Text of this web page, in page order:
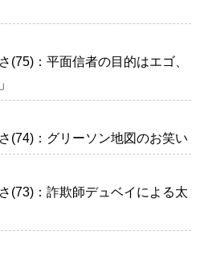
(75)：平面信者の目的はエゴ、
(74)：グリーソン地図のお笑い
(73)：詐欺師デュベイによる太